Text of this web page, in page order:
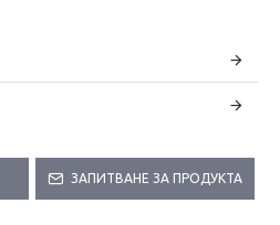
ЗАПИТВАНЕ ЗА ПРОДУКТА